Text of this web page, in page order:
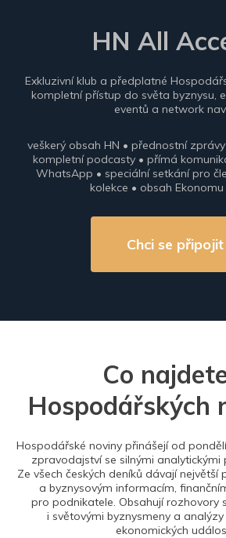
HN All
Exkluzivní klub a předplatné
kompletní přístup do světa byznysu,
eventů a network
veškerý obsah HN • přednostní
kompletní podcasty • přímá
WhatsApp • speciální setkání pro
kolekce • obsah
Chci se připojit
Co
Hospodářských
Hospodářské noviny přinášejí od
zpravodajství se silnými analytickými
Ze všech českých deníků dávají největší
a byznysovým informacím,
pro podnikatele. Obsahují rozhovory
i světovými byznysmeny a analýzy
ekonomických